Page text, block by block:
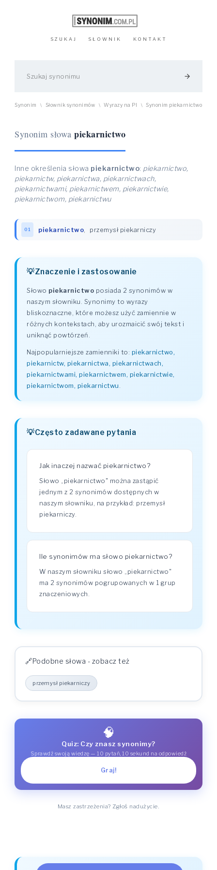
SZUKAJ SŁOWNIK KONTAKT
arrow_forward
Synonim \ Słownik synonimów \ Wyrazy na PI \ Synonim piekarnictwo
Synonim słowa piekarnictwo
Inne określenia słowa piekarnictwo: piekarnictwo,
piekarnictw, piekarnictwa, piekarnictwach,
piekarnictwami, piekarnictwem, piekarnictwie,
piekarnictwom, piekarnictwu
01 piekarnictwo przemysł piekarniczy
Znaczenie i zastosowanie
Słowo piekarnictwo posiada 2 synonimów w
naszym słowniku. Synonimy to wyrazy
bliskoznaczne, które możesz użyć zamiennie w
różnych kontekstach, aby urozmaicić swój tekst i
uniknąć powtórzeń.
Najpopularniejsze zamienniki to: piekarnictwo,
piekarnictw, piekarnictwa, piekarnictwach,
piekarnictwami, piekarnictwem, piekarnictwie,
piekarnictwom, piekarnictwu
Często zadawane pytania
Jak inaczej nazwać piekarnictwo?
Słowo „piekarnictwo" można zastąpić
jednym z 2 synonimów dostępnych w
naszym słowniku, na przykład: przemysł
piekarniczy.
Ile synonimów ma słowo piekarnictwo?
W naszym słowniku słowo „piekarnictwo"
ma 2 synonimów pogrupowanych w 1 grup
znaczeniowych.
Podobne słowa - zobacz też
przemysł piekarniczy
🧠
Quiz: Czy znasz synonimy?
Sprawdź swoją wiedzę — 10 pytań, 10 sekund na odpowiedź
Graj!
Masz zastrzeżenia? Zgłoś nadużycie.